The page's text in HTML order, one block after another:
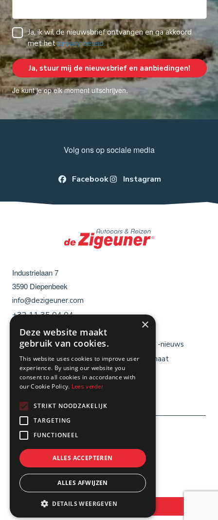
Bereken uw prijs
Ja, ik wil de nieuwsbrief ontvangen en ga akkoord
met hetprivacy beleid.
Je kunt je op elk moment uitschrijven.
Volg ons op sociale media
Facebook Instagram
Industrielaan 7
3590 Diepenbeek
info@dezigeuner.com
+32 11 35 04 04
Menu
voet
links
Brochures
Cadeaubon
Jobs
Veelgestelde vragen
voet
rechts
Reisblogs & -nieuws
Reizen op maat
Busverhuur
Menu
Algemene Reisvoorwaarden
Gebruikersvoorwaarden
Privacybeleid
Cookiebeleid
Webdesign Novation
×
Deze website maakt
gebruik van cookies.
This website uses cookies to improve user
experience. By using our website you
consent to all cookies in accordance with
our Cookie Policy. Lees verder
STRIKT NOODZAKELIJK
TARGETING
FUNCTIONEEL
ALLES ACCEPTEREN
ALLES AFWIJZEN
DETAILS WEERGEVEN